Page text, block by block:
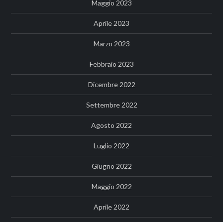
Maggio 2023
Aprile 2023
Marzo 2023
Febbraio 2023
Dicembre 2022
Settembre 2022
Agosto 2022
Luglio 2022
Giugno 2022
Maggio 2022
Aprile 2022